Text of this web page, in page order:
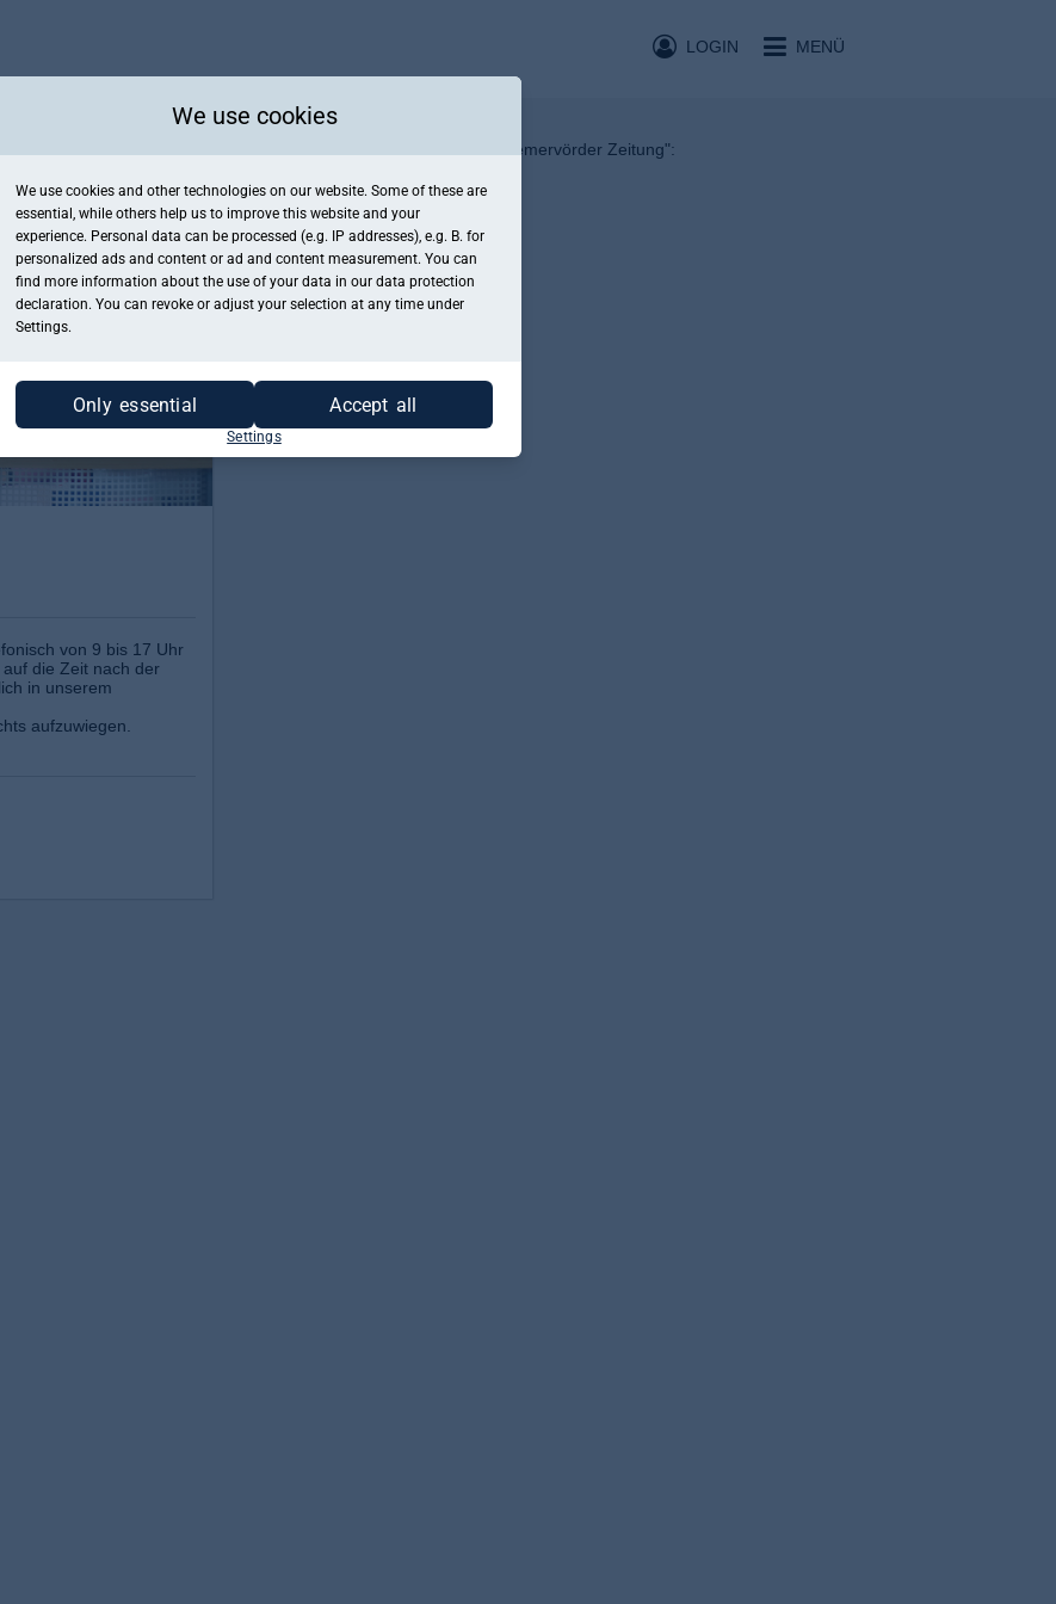
MENÜ
LOGIN
von 9 bis 17 Uhr
die Zeit nach der
in unserem
aufzuwiegen.
Kaufe jetzt einen Gutschein für "Bremervörder Zeitung":
ZUM GUTSCHEINKAUF
We use cookies
We use cookies and other technologies on our website. Some of these are
essential, while others help us to improve this website and your
experience. Personal data can be processed (e.g. IP addresses), e.g. B. for
personalized ads and content or ad and content measurement. You can
find more information about the use of your data in our data protection
declaration. You can revoke or adjust your selection at any time under
Settings.
Only essential Accept all
Settings